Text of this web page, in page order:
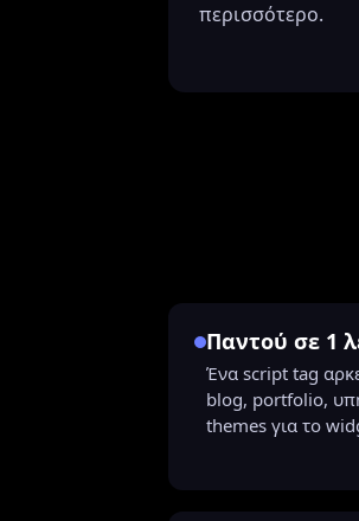
περισσότερο.
Παντού σε 1
Ένα script tag
blog, portfolio,
themes για το